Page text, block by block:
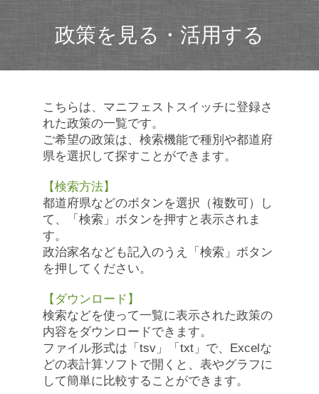
政策を見る・活用する
こちらは、マニフェストスイッチに登録さ
れた政策の一覧です。
ご希望の政策は、検索機能で種別や都道府
県を選択して探すことができます。
【検索方法】
都道府県などのボタンを選択（複数可）し
て、「検索」ボタンを押すと表示されま
す。
政治家名なども記入のうえ「検索」ボタン
を押してください。
【ダウンロード】
検索などを使って一覧に表示された政策の
内容をダウンロードできます。
ファイル形式は「tsv」「txt」で、Excelな
どの表計算ソフトで開くと、表やグラフに
して簡単に比較することができます。